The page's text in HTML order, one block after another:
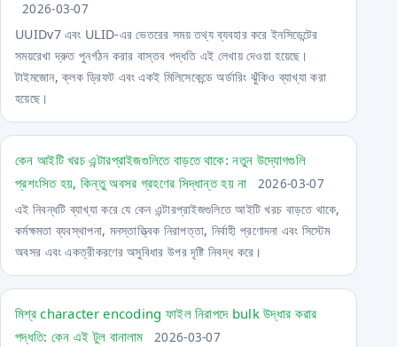
2026-03-07
UUIDv7 এবং ULID-এর ভেতরের সময় তথ্য ব্যবহার করে ইনসিডেন্টের
সময়রেখা দ্রুত পুনর্গঠন করার বাস্তব পদ্ধতি এই লেখায় দেওয়া হয়েছে।
টাইমজোন, ক্লক ড্রিফট এবং একই মিলিসেকেন্ডে অর্ডারিং ঝুঁকিও ব্যাখ্যা করা
হয়েছে।
কেন আইটি খরচ এন্টারপ্রাইজগুলিতে বাড়তে থাকে: নতুন উদ্যোগগুলি
প্রশংসিত হয়, কিন্তু অবসর গ্রহণের সিদ্ধান্ত হয় না
2026-03-07
এই নিবন্ধটি ব্যাখ্যা করে যে কেন এন্টারপ্রাইজগুলিতে আইটি খরচ বাড়তে থাকে,
কর্মক্ষমতা ব্যবস্থাপনা, মনস্তাত্ত্বিক নিরাপত্তা, নির্বাহী প্রণোদনা এবং সিস্টেম
অবসর এবং একত্রীকরণের অসুবিধার উপর দৃষ্টি নিবদ্ধ করে।
মিশ্র character encoding ফাইল নিরাপদে bulk উদ্ধার করার
পদ্ধতি: কেন এই টুল বানালাম
2026-03-07